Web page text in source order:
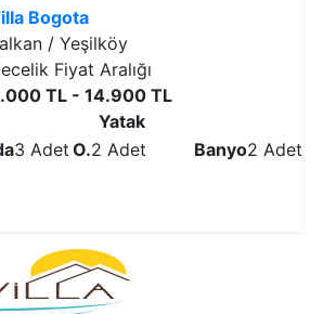
Bogota
/ Yeşilköy
Fiyat Aralığı
TL - 14.900 TL
3 Adet
Yatak
O.2 Adet Banyo2 Adet